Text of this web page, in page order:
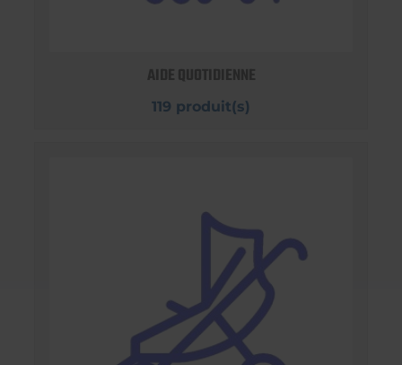
AIDE QUOTIDIENNE
119 produit(s)